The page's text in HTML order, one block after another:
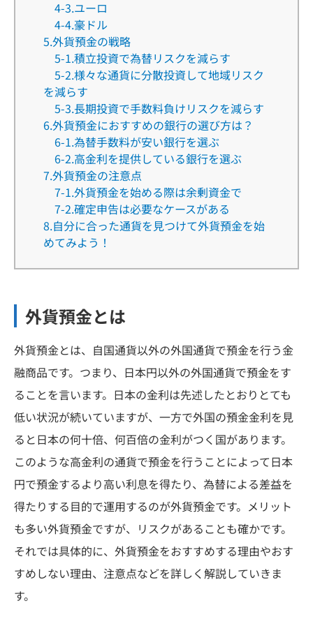
4-3.ユーロ
4-4.豪ドル
5.外貨預金の戦略
5-1.積立投資で為替リスクを減らす
5-2.様々な通貨に分散投資して地域リスク
を減らす
5-3.長期投資で手数料負けリスクを減らす
6.外貨預金におすすめの銀行の選び方は？
6-1.為替手数料が安い銀行を選ぶ
6-2.高金利を提供している銀行を選ぶ
7.外貨預金の注意点
7-1.外貨預金を始める際は余剰資金で
7-2.確定申告は必要なケースがある
8.自分に合った通貨を見つけて外貨預金を始
めてみよう！
外貨預金とは
外貨預金とは、自国通貨以外の外国通貨で預金を行う金
融商品です。つまり、日本円以外の外国通貨で預金をす
ることを言います。日本の金利は先述したとおりとても
低い状況が続いていますが、一方で外国の預金金利を見
ると日本の何十倍、何百倍の金利がつく国があります。
このような高金利の通貨で預金を行うことによって日本
円で預金するより高い利息を得たり、為替による差益を
得たりする目的で運用するのが外貨預金です。メリット
も多い外貨預金ですが、リスクがあることも確かです。
それでは具体的に、外貨預金をおすすめする理由やおす
すめしない理由、注意点などを詳しく解説していきま
す。